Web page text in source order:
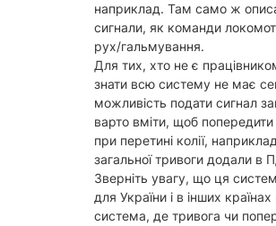
наприклад. Там само ж
сигнали, як команди
рух/гальмування.
Для тих, хто не є
знати всю систему не має
можливість подати сигнал
варто вміти, щоб
при перетині колії,
загальної тривоги додали в
Зверніть увагу, що ця
для України і в інших
система, де тривога чи